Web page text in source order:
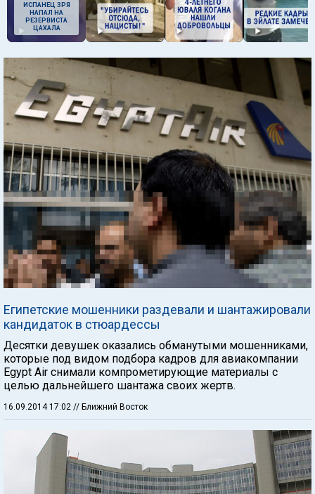
ИСПАНЕЦ ЗРЯ
НАПАЛ НА
РЕЗЕРВИСТА
ЦАХАЛА
Египетские мошенники раздевали и шантажировали
кандидаток в стюардессы
Десятки девушек оказались обманутыми мошенниками,
которые под видом подбора кадров для авиакомпании
Egypt Air снимали компрометирующие материалы с
целью дальнейшего шантажа своих жертв.
16.09.2014 17:02 // Ближний Восток